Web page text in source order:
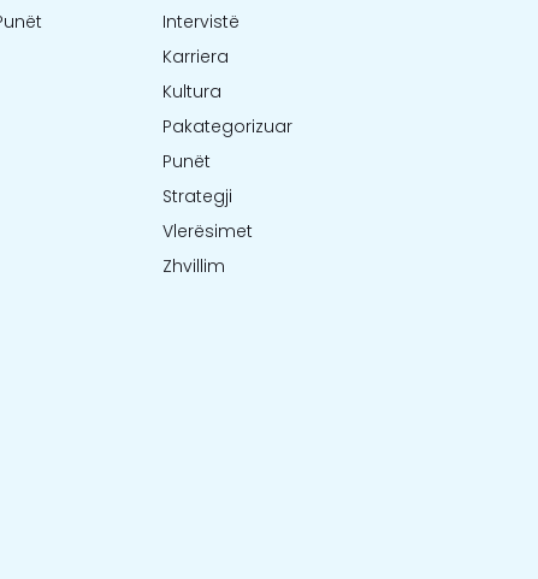
Intervistë
Karriera
Kultura
Pakategorizuar
Punët
Strategji
Vlerësimet
Zhvillim